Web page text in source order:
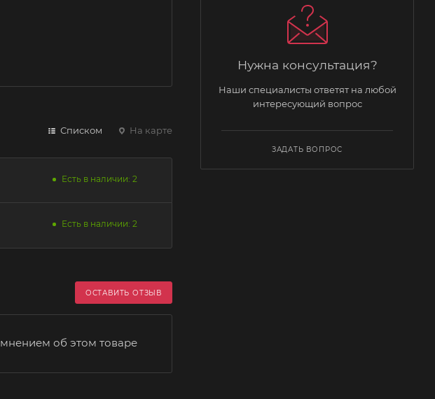
Списком На карте
Есть в наличии: 2
Есть в наличии: 2
ОСТАВИТЬ ОТЗЫВ
об этом товаре
Нужна консультация?
Наши специалисты ответят на любой
интересующий вопрос
ЗАДАТЬ ВОПРОС